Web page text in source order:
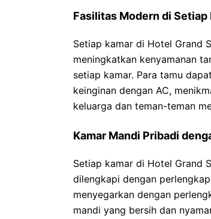
Fasilitas Modern di Setiap
Setiap kamar di Hotel Grand
meningkatkan kenyamanan
setiap kamar. Para tamu
keinginan dengan AC,
keluarga dan teman-teman
Kamar Mandi Pribadi
Setiap kamar di Hotel Grand
dilengkapi dengan
menyegarkan dengan
mandi yang bersih dan